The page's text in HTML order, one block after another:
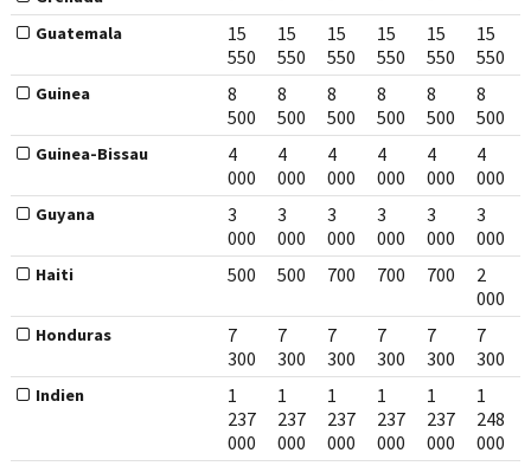
Guatemala
15
550
15
550
15
550
15
550
15
550
15
550
Guinea
8
500
8
500
8
500
8
500
8
500
8
500
Guinea-Bissau
4
000
4
000
4
000
4
000
4
000
4
000
Guyana
3
000
3
000
3
000
3
000
3
000
3
000
Haiti 500 500 700 700 700
2
000
Honduras
7
300
7
300
7
300
7
300
7
300
7
300
Indien
1
237
000
1
237
000
1
237
000
1
237
000
1
237
000
1
248
000